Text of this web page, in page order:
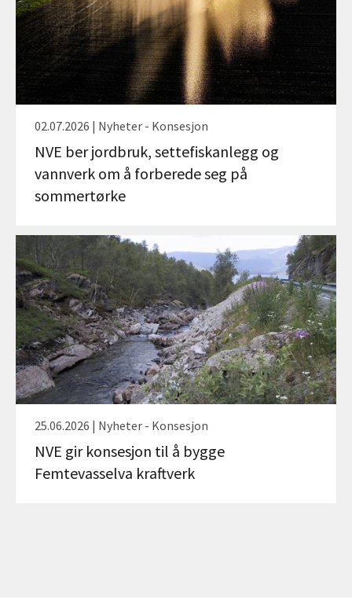
02.07.2026 | Nyheter - Konsesjon
NVE ber jordbruk, settefiskanlegg og
vannverk om å forberede seg på
sommertørke
25.06.2026 | Nyheter - Konsesjon
NVE gir konsesjon til å bygge
Femtevasselva kraftverk